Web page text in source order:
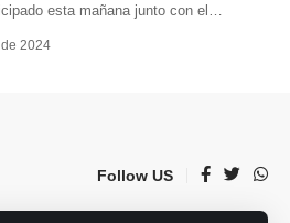
esta mañana junto con el
2024
Follow US